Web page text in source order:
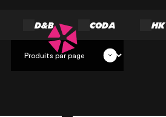
D&B CODA HK